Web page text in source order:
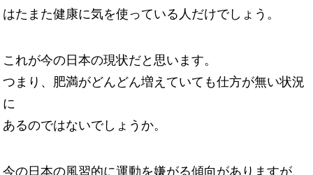
はたまた健康に気を使っている人だけでしょう。
これが今の日本の現状だと思います。
つまり、肥満がどんどん増えていても仕方が無い状況
に
あるのではないでしょうか。
今の日本の風習的に運動を嫌がる傾向がありますが、